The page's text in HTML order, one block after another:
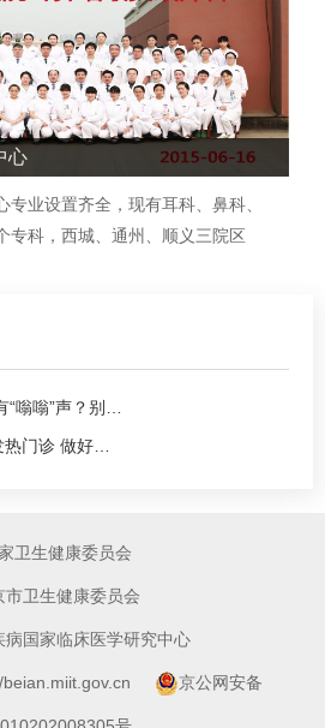
心
专业设置齐全，现有耳科、鼻科、
专科，西城、通州、顺义三院区
“嗡嗡”声？别…
热门诊 做好…
卫生健康委员会
市卫生健康委员会
病国家临床医学研究中心
京公网安备